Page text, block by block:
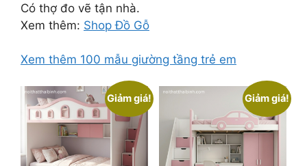
Có thợ đo vẽ tận nhà.
Xem thêm: Shop Đồ Gỗ
Xem thêm 100 mẫu giường tầng trẻ em
Giảm giá! Giảm giá!